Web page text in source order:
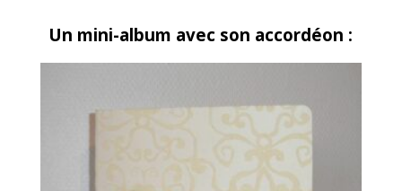
Un mini-album avec son accordéon :